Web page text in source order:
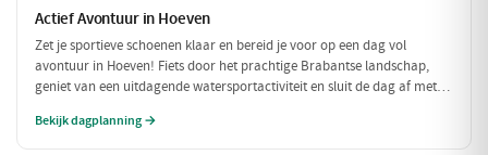
Actief Avontuur in Hoeven
Zet je sportieve schoenen klaar en bereid je voor op een dag vol
avontuur in Hoeven! Fiets door het prachtige Brabantse landschap,
geniet van een uitdagende watersportactiviteit en sluit de dag af met
zijn in de natuur!
Bekijk dagplanning →